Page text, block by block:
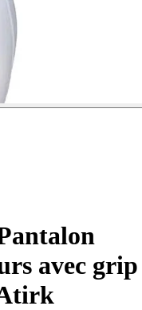
avec grip